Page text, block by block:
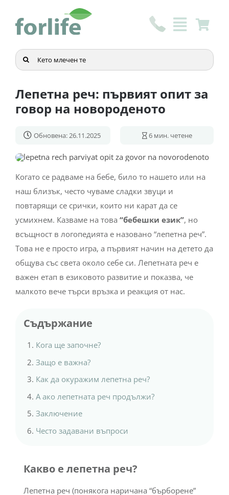
content
Търсене
...
Лепетна реч: първият опит за
говор на новороденото
Обновена: 26.11.2025 6 мин. четене
Когато се радваме на бебе, било то нашето или на
наш близък, често чуваме сладки звуци и
повтарящи се срички, които ни карат да се
усмихнем. Казваме на това “бебешки език”, но
всъщност в логопедията е назовано “лепетна реч”.
Това не е просто игра, а първият начин на детето да
общува със света около себе си. Лепетната реч е
важен етап в езиковото развитие и показва, че
малкото вече търси връзка и реакция от нас.
Съдържание
Кога ще започне?
Защо е важна?
Как да окуражим лепетна реч?
А ако лепетната реч продължи?
Заключение
Често задавани въпроси
Какво е лепетна реч?
Лепетна реч (понякога наричана “бърборене”